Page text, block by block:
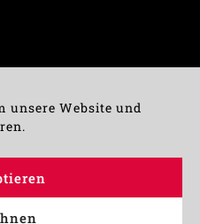
unsere Website und
Gründen der besseren
alle Sprachformen –
– im Text